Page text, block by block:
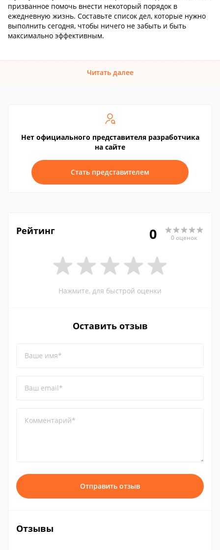
призванное помочь внести некоторый порядок в
ежедневную жизнь. Составьте список дел, которые нужно
выполнить сегодня, чтобы ничего не забыть и быть
максимально эффективным.
Читать далее
Нет официального представителя разработчика
на сайте
Стать представителем
Рейтинг 0 0 оценок
Нажмите, для быстрой оценки
Оставить отзыв
Ваше имя*
Ваш email*
Комментарий*
Отправить отзыв
Отзывы